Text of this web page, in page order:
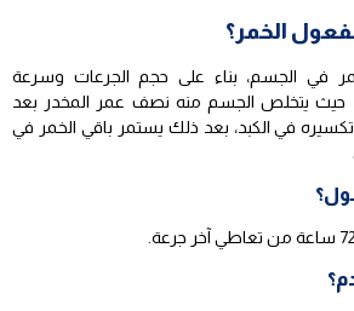
الخمر؟
في الجسم، بناء على حجم الجرعات وسرعة
حيث يتخلص الجسم منه نصف عمر المخدر بعد
تكسيره في الكبد، بعد ذلك يستمر باقي الخمر في